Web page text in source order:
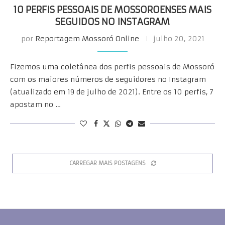
10 PERFIS PESSOAIS DE MOSSOROENSES MAIS
SEGUIDOS NO INSTAGRAM
por Reportagem Mossoró Online julho 20, 2021
Fizemos uma coletânea dos perfis pessoais de Mossoró
com os maiores números de seguidores no Instagram
(atualizado em 19 de julho de 2021). Entre os 10 perfis, 7
apostam no …
CARREGAR MAIS POSTAGENS